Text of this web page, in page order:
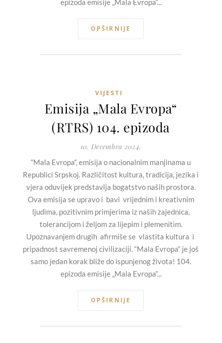
epizoda emisije „Mala Evropa“...
OPŠIRNIJE
VIJESTI
Emisija „Mala Evropa“
(RTRS) 104. epizoda
10. Decembra 2024.
“Mala Evropa“, emisija o nacionalnim manjinama u
Republici Srpskoj. Različitost kultura, tradicija, jezika i
vjera oduvijek predstavlja bogatstvo naših prostora.
Ova emisija se upravo i bavi vrijednim i kreativnim
ljudima, pozitivnim primjerima iz naših zajednica,
tolerancijom i željom za lijepim i plemenitim.
Upoznavanjem drugih afirmiše se vlastita kultura i
pripadnost savremenoj civilizaciji. “Mala Evropa“ je još
samo jedan korak bliže do ispunjenog života! 104.
epizoda emisije „Mala Evropa“...
OPŠIRNIJE